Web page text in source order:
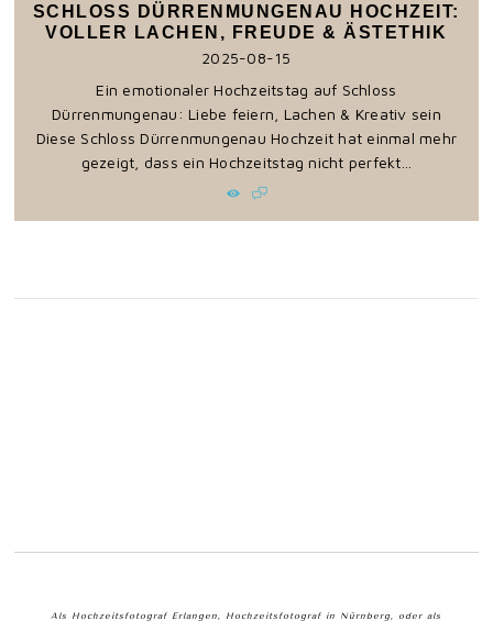
SCHLOSS DÜRRENMUNGENAU HOCHZEIT:
VOLLER LACHEN, FREUDE & ÄSTETHIK
2025-08-15
Ein emotionaler Hochzeitstag auf Schloss
Dürrenmungenau: Liebe feiern, Lachen & Kreativ sein
Diese Schloss Dürrenmungenau Hochzeit hat einmal mehr
gezeigt, dass ein Hochzeitstag nicht perfekt...
Als Hochzeitsfotograf Erlangen, Hochzeitsfotograf in Nürnberg, oder als